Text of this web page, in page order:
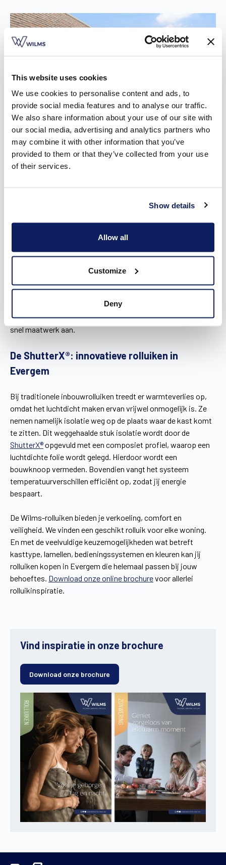
This website uses cookies
We use cookies to personalise content and ads, to
provide social media features and to analyse our traffic.
We also share information about your use of our site with
our social media, advertising and analytics partners who
may combine it with other information that you’ve
provided to them or that they’ve collected from your use
of their services.
Show details
Allow all
Customize
Deny
De afwerking van je rolluik in Evergem
afwerkingsmogelijkheden worden ook 100% op maat
gemaakt, zodat ze maximaal inspelen op jouw wensen. Denk
De lamellen
Al onze onderdelen worden vervaardigd uit aluminium of pvc.
Door onze eigen nat- en poederlakkerij leveren we tot slot
snel maatwerk aan.
De ShutterX®: innovatieve rolluiken in
Evergem
Bij traditionele inbouwrolluiken treedt er warmteverlies op,
omdat het luchtdicht maken ervan vrijwel onmogelijk is. Ze
nemen namelijk isolatie weg op de plaats waar de kast komt
te zitten. Dit weggehaalde stuk isolatie wordt door de
ShutterX®opgevuld met een composiet profiel, waarop een
luchtdichte folie wordt gelegd. Hierdoor wordt een
bouwknoop vermeden. Bovendien vangt het systeem
temperatuurverschillen efficiënt op, zodat jij energie
bespaart.
De Wilms-rolluiken bieden je verkoeling, comfort en
veiligheid. We vinden een geschikt rolluik voor elke woning.
En met de veelvuldige keuzemogelijkheden wat betreft
kasttype, lamellen, bedieningssystemen en kleuren kan jij
rolluiken kopen in Evergem die helemaal passen bij jouw
behoeftes. Download onze online brochurevoor allerlei
rolluikinspiratie.
Vind inspiratie in onze brochure
Download onze brochure